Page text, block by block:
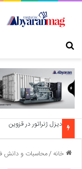
دیزل ژنراتور در قزوین
خانه /محاسبات و دانش